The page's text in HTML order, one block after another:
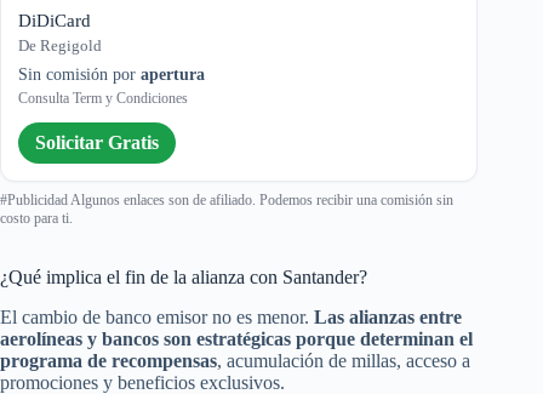
DiDiCard
De Regigold
Sin comisión por apertura
Consulta Term y Condiciones
Solicitar Gratis
#Publicidad Algunos enlaces son de afiliado. Podemos recibir una comisión sin
costo para ti.
¿Qué implica el fin de la alianza con Santander?
El cambio de banco emisor no es menor. Las alianzas entre
aerolíneas y bancos son estratégicas porque determinan el
programa de recompensas, acumulación de millas, acceso a
promociones y beneficios exclusivos.